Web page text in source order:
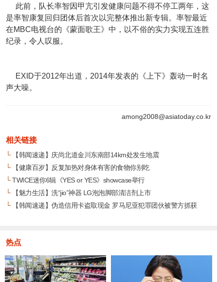
此前，队长率智因甲亢引发健康问题不得不停工两年，这
是率智康复回归团体后首次以完整体推出新专辑。率智最近
在MBC电视台的《蒙面歌王》中，以不俗的实力实现五连胜
纪录，令人叹服。
EXID于2012年出道，2014年发表的《上下》轰动一时名
声大噪。
among2008@asiatoday.co.kr
相关链接
└【韩闻速递】庆尚北道金川东南部14km处发生地震
└【健康百岁】反复加热对身体有害的食物你别吃
└TWICE迷你6辑《YES or YES》showcase举行
└【魅力生活】洗“jio”神器 LG泡泡脚部清洁剂上市
└【韩闻速递】伪造信用卡盗取现金 罗马尼亚犯罪团伙被警方抓获
热点